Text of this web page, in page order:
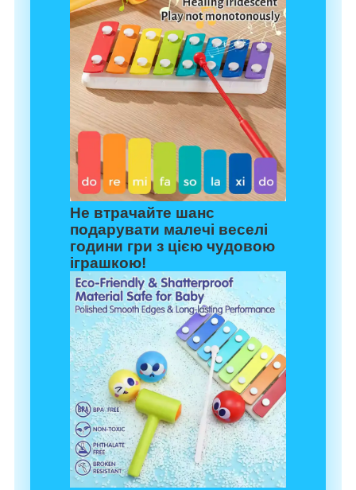
Не втрачайте шанс
подарувати малечі веселі
години гри з цією чудовою
іграшкою!